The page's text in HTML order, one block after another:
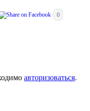
0
авторизоваться.